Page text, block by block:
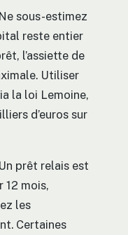
Ne sous-estimez
reste entier
l’assiette de
Utiliser
la loi Lemoine,
d’euros sur
Un prêt relais est
12 mois,
les
Certaines